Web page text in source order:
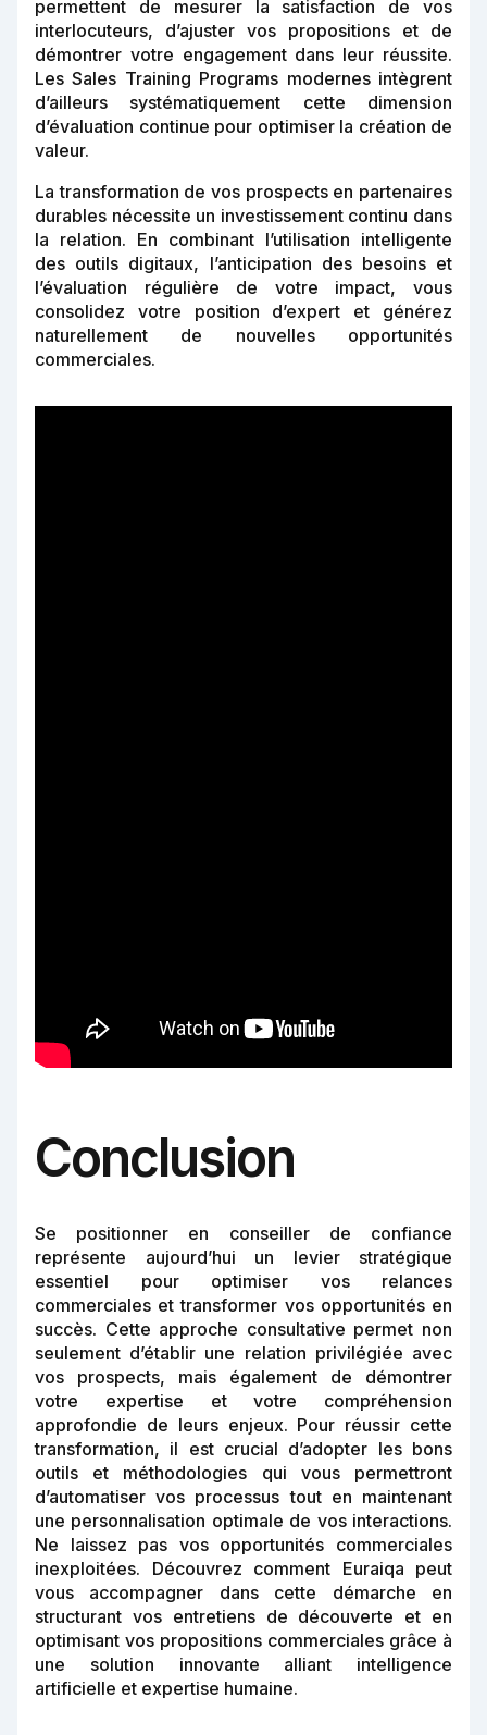
permettent de mesurer la satisfaction de vos
interlocuteurs, d’ajuster vos propositions et de
démontrer votre engagement dans leur réussite.
Les Sales Training Programs modernes intègrent
d’ailleurs systématiquement cette dimension
d’évaluation continue pour optimiser la création de
valeur.
La transformation de vos prospects en partenaires
durables nécessite un investissement continu dans
la relation. En combinant l’utilisation intelligente
des outils digitaux, l’anticipation des besoins et
l’évaluation régulière de votre impact, vous
consolidez votre position d’expert et générez
naturellement de nouvelles opportunités
commerciales.
Conclusion
Se positionner en conseiller de confiance
représente aujourd’hui un levier stratégique
essentiel pour optimiser vos relances
commerciales et transformer vos opportunités en
succès. Cette approche consultative permet non
seulement d’établir une relation privilégiée avec
vos prospects, mais également de démontrer
votre expertise et votre compréhension
approfondie de leurs enjeux. Pour réussir cette
transformation, il est crucial d’adopter les bons
outils et méthodologies qui vous permettront
d’automatiser vos processus tout en maintenant
une personnalisation optimale de vos interactions.
Ne laissez pas vos opportunités commerciales
inexploitées. Découvrez comment Euraiqa peut
vous accompagner dans cette démarche en
structurant vos entretiens de découverte et en
optimisant vos propositions commerciales grâce à
une solution innovante alliant intelligence
artificielle et expertise humaine.